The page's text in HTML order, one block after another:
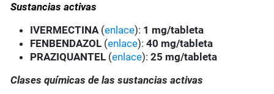
Sustancias activas
IVERMECTINA (enlace): 1 mg/tableta
FENBENDAZOL (enlace):40 mg/tableta
PRAZIQUANTEL (enlace):25 mg/tableta
Clases químicas de las sustancias activas